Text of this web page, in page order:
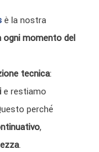
è la nostra
ogni momento del
tecnica:
e restiamo
perché
,
.